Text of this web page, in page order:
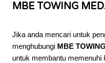
MBE TOWING
Jika anda mencari untuk
menghubungi MBE TOWING
untuk membantu